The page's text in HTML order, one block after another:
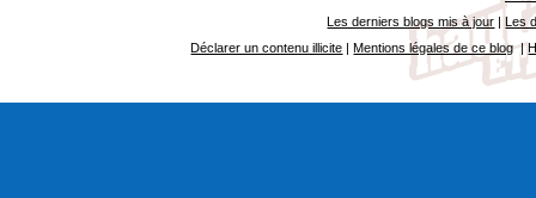
Les derniers blogs mis à jour |Les
Déclarer un contenu illicite |Mentions légales de ce blog|